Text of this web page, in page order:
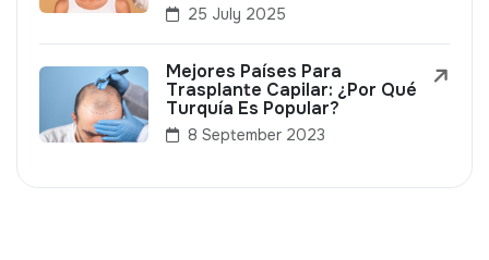
25 July 2025
Mejores Países Para
Trasplante Capilar: ¿Por Qué
Turquía Es Popular?
8 September 2023